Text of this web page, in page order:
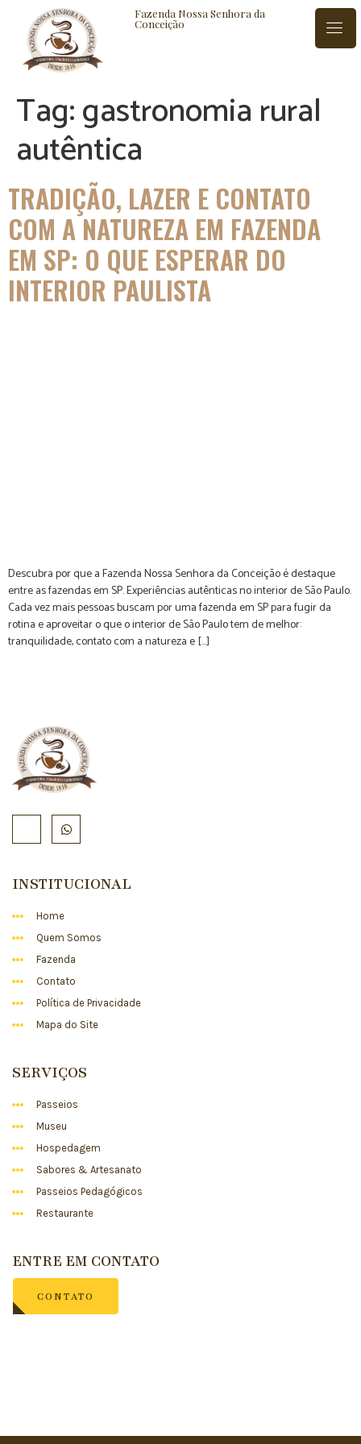
Fazenda Nossa Senhora da
Conceição
BLOG CONTATO
Tag:gastronomia rural
autêntica
TRADIÇÃO, LAZER E CONTATO
COM A NATUREZA EM FAZENDA
EM SP: O QUE ESPERAR DO
INTERIOR PAULISTA
Descubra por que a Fazenda Nossa Senhora da Conceição é destaque
entre as fazendas em SP. Experiências autênticas no interior de São Paulo.
Cada vez mais pessoas buscam por uma fazenda em SP para fugir da
rotina e aproveitar o que o interior de São Paulo tem de melhor:
tranquilidade, contato com a natureza e […]
INSTITUCIONAL
Home
Quem Somos
Fazenda
Contato
Política de Privacidade
Mapa do Site
SERVIÇOS
Passeios
Museu
Hospedagem
Sabores & Artesanato
Passeios Pedagógicos
Restaurante
ENTRE EM CONTATO
CONTATO